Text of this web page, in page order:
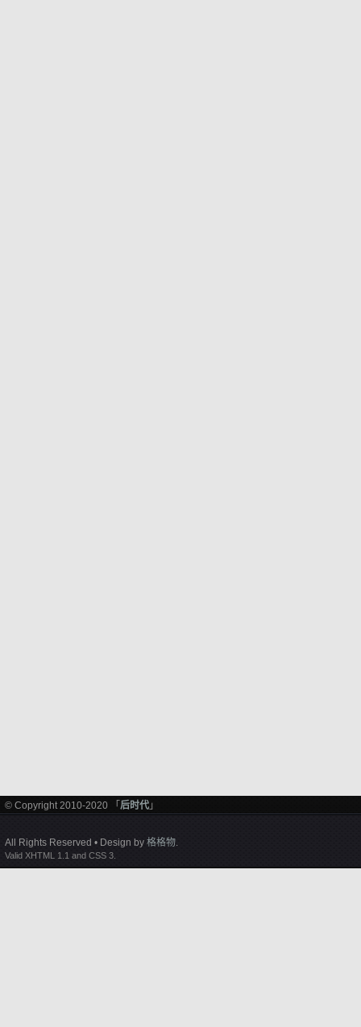
© Copyright 2010-2020 「 后时代 」
All Rights Reserved • Design by 格格物.
Valid XHTML 1.1 and CSS 3.